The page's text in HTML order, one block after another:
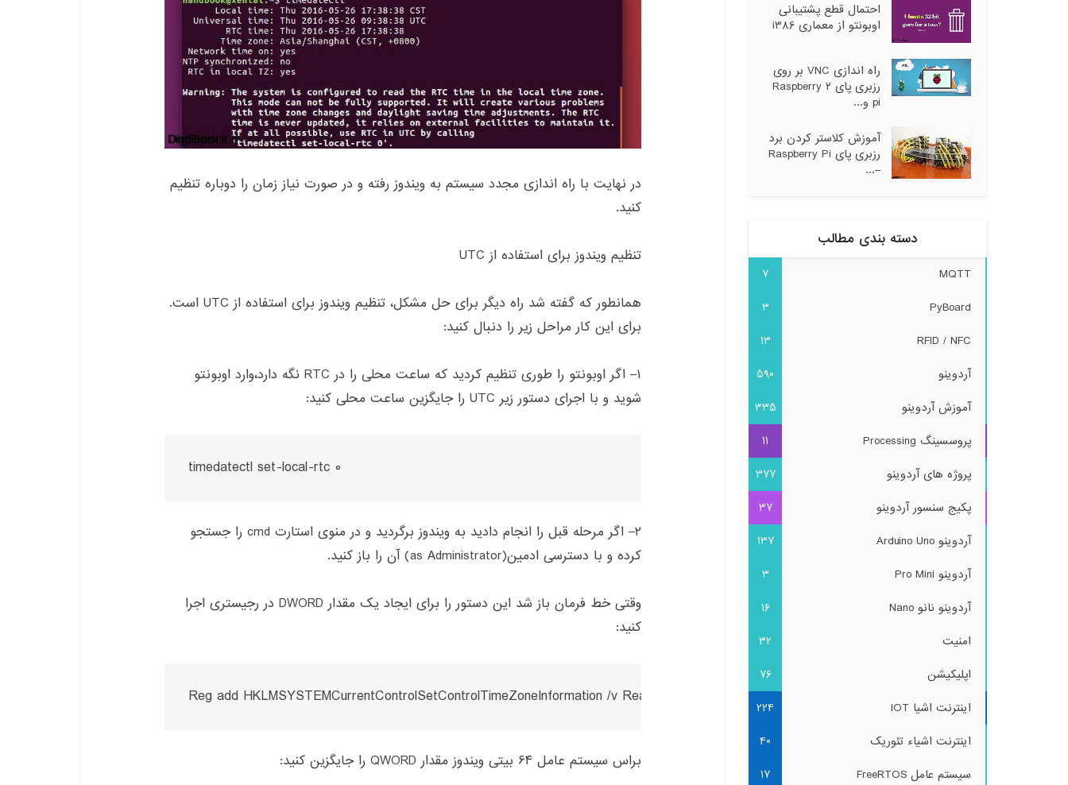
در نهایت با راه اندازی مجدد سیستم به ویندوز رفته و در صورت نیاز زمان را دوباره تنظیم
کنید.
تنظیم ویندوز برای استفاده از UTC
همانطور که گفته شد راه دیگر برای حل مشکل، تنظیم ویندوز برای استفاده از UTC است.
برای این کار مراحل زیر را دنبال کنید:
۱– اگر اوبونتو را طوری تنظیم کردید که ساعت محلی را در RTC نگه دارد،وارد اوبونتو
شوید و با اجرای دستور زیر UTC را جایگزین ساعت محلی کنید:
timedatectl set-local-rtc 0
۲– اگر مرحله قبل را انجام دادید به ویندوز برگردید و در منوی استارت cmd را جستجو
کرده و با دسترسی ادمین(as Administrator) آن را باز کنید.
وقتی خط فرمان باز شد این دستور را برای ایجاد یک مقدار DWORD در رجیستری اجرا
کنید:
Reg add HKLMSYSTEMCurrentControlSetControlTimeZoneInformation /v RealTimeIsUniversal /t REG_DWORD /d 1
براس سیستم عامل ۶۴ بیتی ویندوز مقدار QWORD را جایگزین کنید:
احتمال قطع پشتیبانی
اوبونتو از معماری i386
راه اندازی VNC بر روی
رزبری پای ۲ Raspberry
pi و...
آموزش کلاستر کردن برد
رزبری پای Raspberry Pi
–...
دسته بندی مطالب
MQTT
7
PyBoard
3
RFID / NFC
13
آردوینو
590
آموزش آردوینو
335
پروسسینگ Processing
11
پروژه های آردوینو
377
پکیج سنسور آردوینو
37
آردوینو Arduino Uno
137
آردوینو Pro Mini
3
آردوینو نانو Nano
16
امنیت
32
اپلیکیشن
76
اینترنت اشیا IOT
224
اینترنت اشیاء تئوریک
40
سیستم عامل FreeRTOS
17